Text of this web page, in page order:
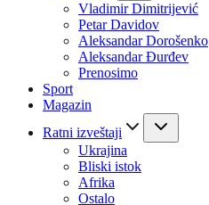
Vladimir Dimitrijević
Petar Davidov
Aleksandar Dorošenko
Aleksandar Đurđev
Prenosimo
Sport
Magazin
Ratni izveštaji
Ukrajina
Bliski istok
Afrika
Ostalo